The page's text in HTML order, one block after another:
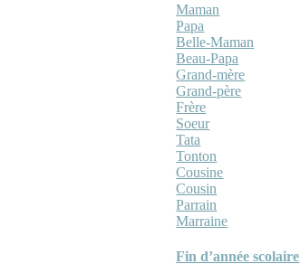
Maman
Papa
Belle-Maman
Beau-Papa
Grand-mère
Grand-père
Frère
Soeur
Tata
Tonton
Cousine
Cousin
Parrain
Marraine
Fin d’année scolaire